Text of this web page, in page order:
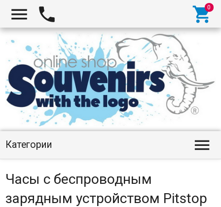
  
Категории 
Часы с беспроводным
зарядным устройством Pitstop